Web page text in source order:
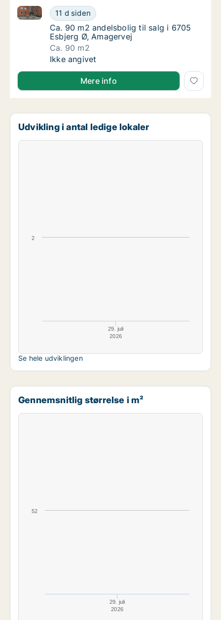
Ca. 90 m2 andelsbolig til salg i 6705
11 d siden
Ca. 90 m2 andelsbolig til salg i 6705 Esbjerg Ø,
Ca. 90 m2 andelsbolig til salg i 6705
Ca. 90 m2 andelsbolig til salg i 6705
Esbjerg Ø, Amagervej
Ca. 90 m2
Ca. 90 m2 andelsbolig til salg i 6705
Ikke angivet
Mere info
Udvikling i antal ledige lokaler
29. juli
2026
2
Se hele udviklingen
Gennemsnitlig størrelse i m²
29. juli
2026
52